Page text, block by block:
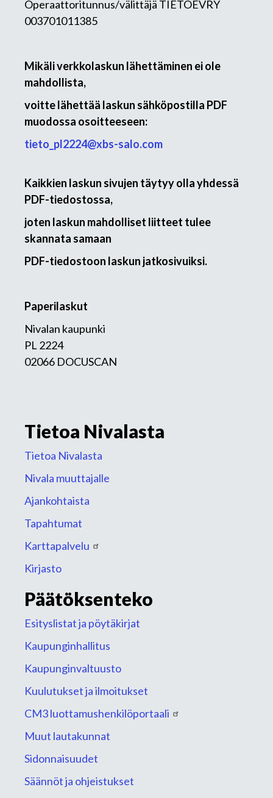
Operaattoritunnus/välittäjä TIETOEVRY
003701011385
Mikäli verkkolaskun lähettäminen ei ole
mahdollista,
voitte lähettää laskun sähköpostilla PDF
muodossa osoitteeseen:
tieto_pl2224@xbs-salo.com
Kaikkien laskun sivujen täytyy olla yhdessä
PDF-tiedostossa,
joten laskun mahdolliset liitteet tulee
skannata samaan
PDF-tiedostoon laskun jatkosivuiksi.
Paperilaskut
Nivalan kaupunki
PL 2224
02066 DOCUSCAN
Tietoa Nivalasta
Tietoa Nivalasta
Nivala muuttajalle
Ajankohtaista
Tapahtumat
Karttapalvelu
Kirjasto
Päätöksenteko
Esityslistat ja pöytäkirjat
Kaupunginhallitus
Kaupunginvaltuusto
Kuulutukset ja ilmoitukset
CM3 luottamushenkilöportaali
Muut lautakunnat
Sidonnaisuudet
Säännöt ja ohjeistukset